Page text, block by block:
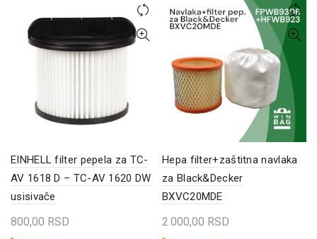
EINHELL filter pepela za TC-
AV 1618 D – TC-AV 1620 DW
usisivače
800,00 RSD
Hepa filter+zaštitna navlaka
za Black&Decker
BXVC20MDE
2.000,00 RSD